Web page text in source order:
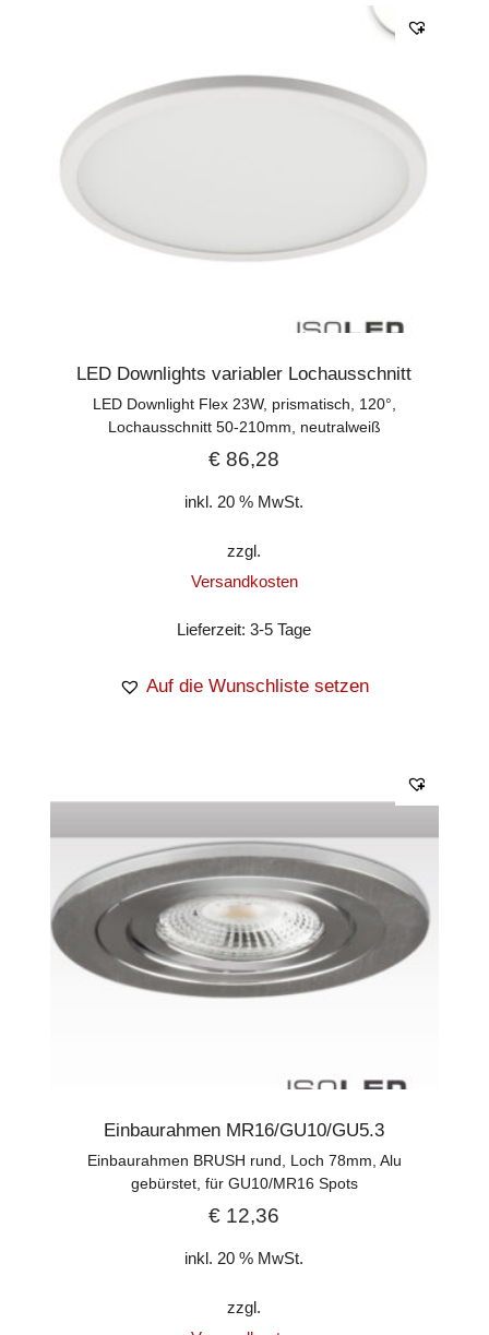
LED Downlights variabler Lochausschnitt
LED Downlight Flex 23W, prismatisch, 120°,
Lochausschnitt 50-210mm, neutralweiß
€ 86,28
inkl. 20 % MwSt.
zzgl.
Versandkosten
Lieferzeit:3-5 Tage
Auf die Wunschliste setzen
Einbaurahmen MR16/GU10/GU5.3
Einbaurahmen BRUSH rund, Loch 78mm, Alu
gebürstet, für GU10/MR16 Spots
€ 12,36
inkl. 20 % MwSt.
zzgl.